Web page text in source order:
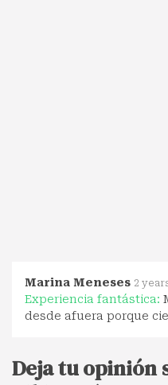
Marina Meneses 2
Experiencia fantástica:
desde afuera porque
Deja tu opinión